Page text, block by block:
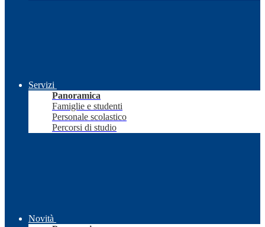
Servizi
Panoramica
Famiglie e studenti
Personale scolastico
Percorsi di studio
Novità